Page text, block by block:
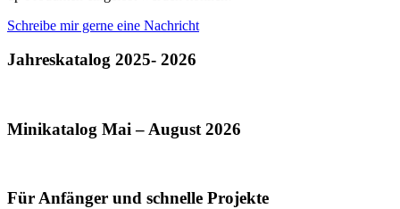
Schreibe mir gerne eine Nachricht
Jahreskatalog 2025- 2026
Minikatalog Mai – August 2026
Für Anfänger und schnelle Projekte